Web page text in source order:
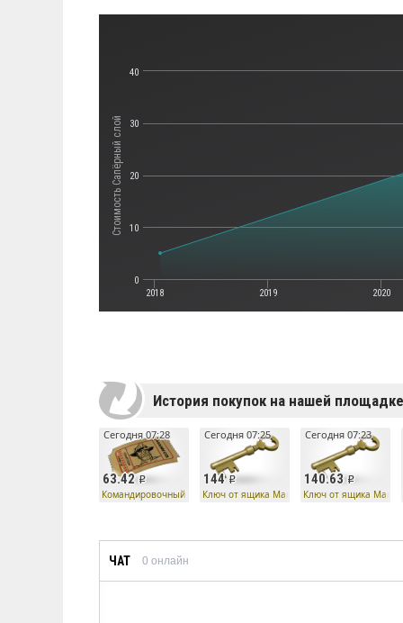
Стоимость Сапёрный слой
2018 2019 2020
0
10
20
30
40
История покупок на нашей площадке
63.42
Сегодня 07:28
Командировочный билет
144
Сегодня 07:25
Ключ от ящика Манн Ко
140.63
Сегодня 07:23
Ключ от ящика Манн
ЧАТ 0 онлайн